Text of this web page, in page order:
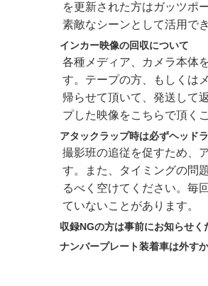
を更新された方はガッツポ
素敵なシーンとして活用でき
インカー映像の回収について
各種メディア、カメラ本体
す。テープの方、もしくは
帰らせて頂いて、発送して
プした映像をこちらで頂く
アタックラップ時は必ずヘッド
撮影班の追従を促すため、
す。また、タイミングの問
るべく空けてください。毎
ていないことがあります。
収録NGの方は事前にお知らせく
ナンバープレート装着車は外す